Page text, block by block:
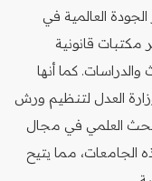
العالمية في
مكتبات قانونية
كما أنها
العدل لتنظيم ورش
العلمي في مجال
الجامعات، مما يتيح